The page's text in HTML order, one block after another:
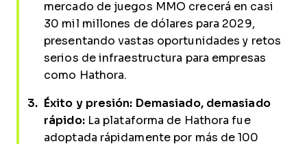
mercado de juegos MMO crecerá en casi
30 mil millones de dólares para 2029,
presentando vastas oportunidades y retos
serios de infraestructura para empresas
como Hathora.
Éxito y presión: Demasiado, demasiado
rápido: La plataforma de Hathora fue
adoptada rápidamente por más de 100